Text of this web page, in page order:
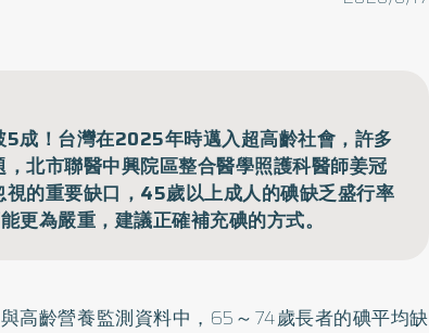
成！台灣在2025年時邁入超高齡社會，許多
北市聯醫中興院區整合醫學照護科醫師姜冠
的重要缺口，45歲以上成人的碘缺乏盛行率
更為嚴重，建議正確補充碘的方式。
高齡營養監測資料中，65～74歲長者的碘平均缺